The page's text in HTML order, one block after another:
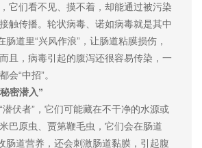
它们看不见、摸不着，却能通过被污染
触传播。轮状病毒、诺如病毒就是其中
肠道里“兴风作浪”，让肠道粘膜损伤，
且，病毒引起的腹泻还很容易传染，一
会“中招”。
密潜入”
潜伏者”，它们可能藏在不干净的水源或
巴原虫、贾第鞭毛虫，它们会在肠道
肠道营养，还会刺激肠道黏膜，引起腹